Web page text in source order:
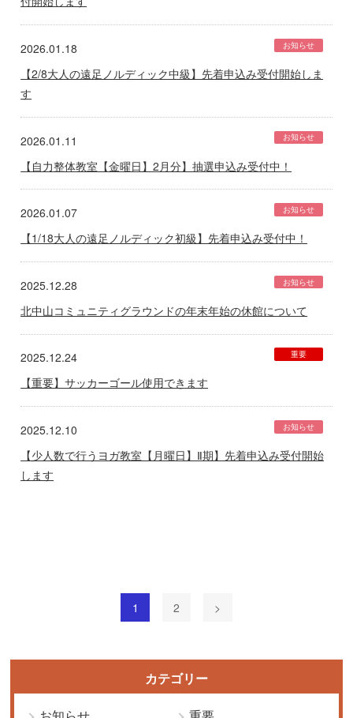
2026.01.18 お知らせ
【2/8大人の遠足ノルディック中級】先着申込み受付開始しま
す
2026.01.11 お知らせ
【自力整体教室【金曜日】2月分】抽選申込み受付中！
2026.01.07 お知らせ
【1/18大人の遠足ノルディック初級】先着申込み受付中！
2025.12.28 お知らせ
北中山コミュニティグラウンドの年末年始の休館について
2025.12.24 重要
【重要】サッカーゴール使用できます
2025.12.10 お知らせ
【少人数で行うヨガ教室【月曜日】Ⅱ期】先着申込み受付開始
します
1 2 >
カテゴリー